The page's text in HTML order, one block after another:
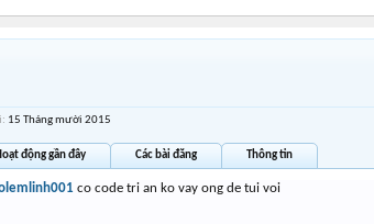
15 Tháng mười 2015
động gần đây Các bài đăng Thông tin
co code tri an ko vay ong de tui voi